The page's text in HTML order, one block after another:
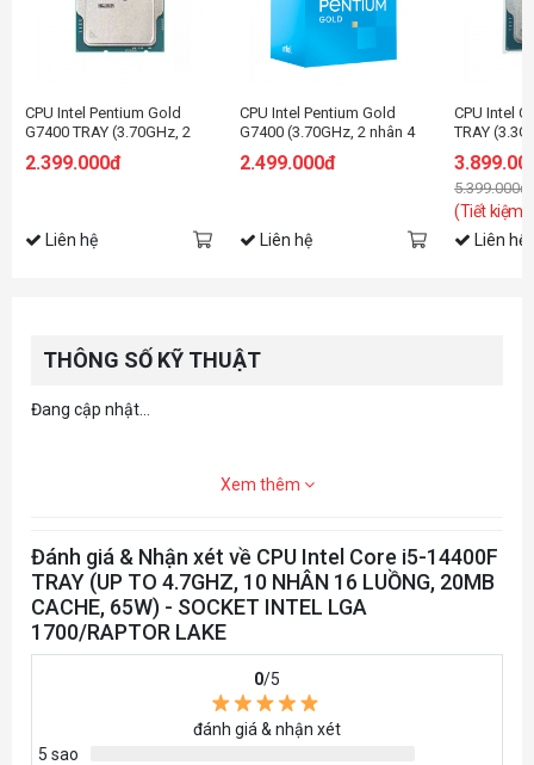
CPU Intel Pentium Gold
G7400 TRAY (3.70GHz, 2
46W) - Socket Intel
2.399.000đ
Liên hệ
CPU Intel Pentium Gold
G7400 (3.70GHz, 2 nhân 4
Socket Intel LGA1700)
2.499.000đ
Liên hệ
CPU Intel
TRAY
12MB
Intel LGA
5.399.000đ
(Tiết kiệm:
Liên hệ
THÔNG SỐ KỸ THUẬT
Đang cập nhật...
Xem thêm
Đánh giá & Nhận xét về CPU Intel Core i5-14400F
TRAY (UP TO 4.7GHZ, 10 NHÂN 16 LUỒNG, 20MB
CACHE, 65W) - SOCKET INTEL LGA
1700/RAPTOR LAKE
0/5
đánh giá & nhận xét
5 sao